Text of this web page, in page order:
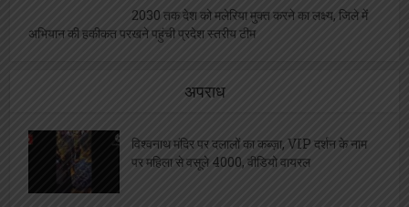
2030 तक देश को मलेरिया मुक्त करने का लक्ष्य, जिले में
अभियान की हकीकत परखने पहुंची प्रदेश स्तरीय टीम
अपराध
विश्वनाथ मंदिर पर दलालों का कब्ज़ा, VIP दर्शन के नाम
पर महिला से वसूले 4000, वीडियो वायरल